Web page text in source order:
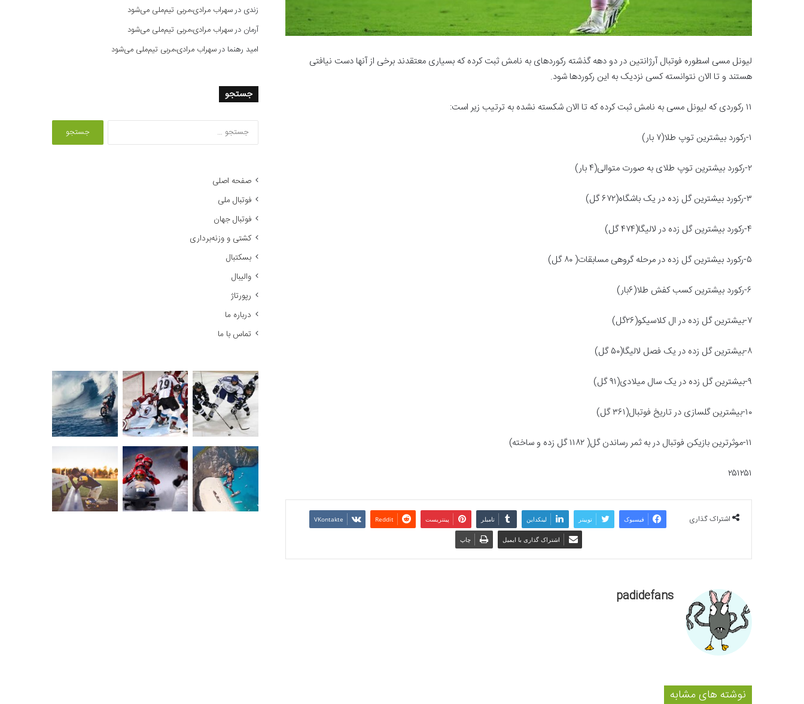
لیونل مسی اسطوره فوتبال آرژانتین در دو دهه گذشته رکوردهای به نامش ثبت کرده که بسیاری معتقدند برخی از آنها دست نیافتی
هستند و تا الان نتوانسته کسی نزدیک به این رکوردها شود.
۱۱ رکوردی که لیونل مسی به نامش ثبت کرده که تا الان شکسته نشده به ترتیب زیر است:
۱-رکورد بیشترین توپ طلا(۷ بار)
۲-رکورد بیشترین توپ طلای به صورت متوالی(۴ بار)
۳-رکورد بیشترین گل زده در یک باشگاه(۶۷۲ گل)
۴-رکورد بیشترین گل زده در لالیگا(۴۷۴ گل)
۵-رکورد بیشترین گل زده در مرحله گروهی مسابقات( ۸۰ گل)
۶-رکورد بیشترین کسب کفش طلا(۶بار)
۷-بیشترین گل زده در ال کلاسیکو(۲۶گل)
۸-بیشترین گل زده در یک فصل لالیگا(۵۰ گل)
۹-بیشترین گل زده در یک سال میلادی(۹۱ گل)
۱۰-بیشترین گلسازی در تاریخ فوتبال(۳۶۱ گل)
۱۱-موثرترین بازیکن فوتبال در به ثمر رساندن گل( ۱۱۸۲ گل زده و ساخته)
۲۵۱۲۵۱
اشتراک گذاری فیسبوک توییتر لینکداین تامبلر پینتریست Reddit
VKontakte
اشتراک گذاری با ایمیل چاپ
padidefans
نوشته های مشابه
زندی درسهراب مرادی،مربی تیم‌ملی می‌شود
آرمان درسهراب مرادی،مربی تیم‌ملی می‌شود
امید رهنما درسهراب مرادی،مربی تیم‌ملی می‌شود
جستجو
صفحه اصلی
فوتبال ملی
فوتبال جهان
کشتی و وزنه‌برداری
بسکتبال
والیبال
رپورتاژ
درباره ما
تماس با ما